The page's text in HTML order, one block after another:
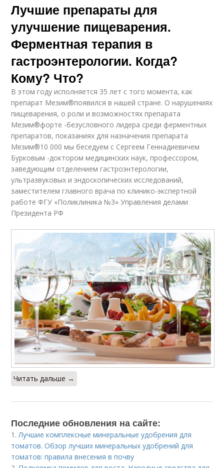
Ферментные
лекарства
Лучшие препараты для
улучшение пищеварения.
Ферментная терапия в
гастроэнтерологии. Когда?
Кому? Что?
В этом году исполняется 35 лет с того момента, как
препарат Мезим®появился в нашей стране. О нарушениях
пищеварения, о роли и возможностях препарата
Мезим®форте -безусловного лидера среди ферментных
препаратов, показаниях для назначения препарата
Мезим®10 000 мы беседуем с Сергеем Геннадиевичем
Бурковым -доктором медицинских наук, профессором,
заведующим отделением гастроэнтерологии,
ультразвуковых и эндоскопических исследований,
заместителем главного врача по клинико-экспертной
работе ФГУ «Поликлиника №3» Управления делами
Президента РФ
Читать дальше →
Последние обновления на сайте:
1. Лучшие комплексные минеральные удобрения для
томатов. Обзор лучших минеральных удобрений для
томатов: правила внесения в почву